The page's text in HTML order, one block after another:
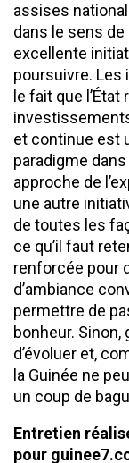
assises
dans le sens de
excellente
poursuivre.
le fait que
et continue est
paradigme
approche de
une autre
de toutes les
ce qu’il faut
renforcée pour
d’ambiance
permettre de
bonheur.
d’évoluer et,
la Guinée ne
un coup de
Entretien
pour